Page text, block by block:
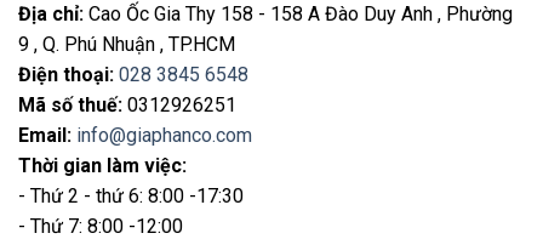
Địa chỉ: Cao Ốc Gia Thy 158 - 158 A Đào Duy Anh , Phường
9 , Q. Phú Nhuận , TP.HCM
Điện thoại: 028 3845 6548
Mã số thuế: 0312926251
Email: info@giaphanco.com
Thời gian làm việc:
- Thứ 2 - thứ 6: 8:00 -17:30
- Thứ 7: 8:00 -12:00